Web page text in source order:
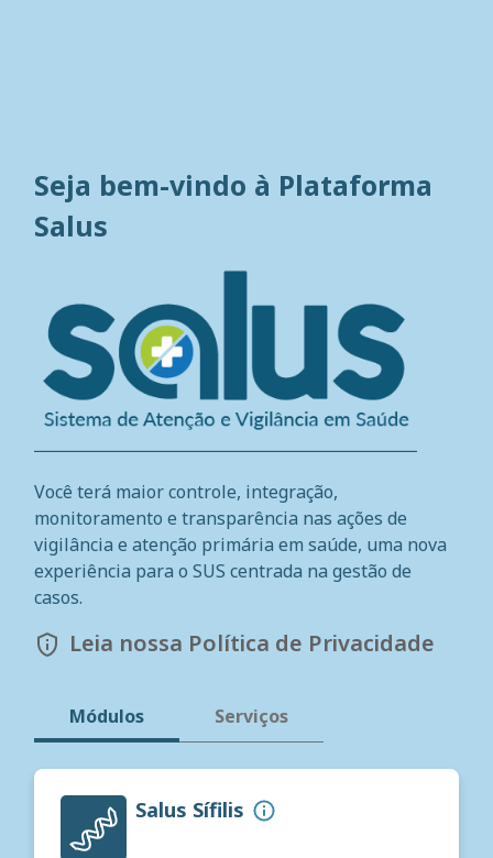
Seja bem-vindo à Plataforma
Salus
Você terá maior controle, integração,
monitoramento e transparência nas ações de
vigilância e atenção primária em saúde, uma nova
experiência para o SUS centrada na gestão de
casos.
Leia nossa Política de Privacidade
Módulos Serviços
Salus Sífilis